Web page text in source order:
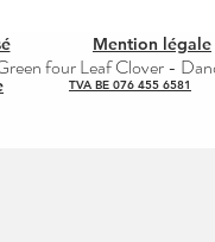
four Leaf Clover -
Mention légale
TVA BE 076 455 6581